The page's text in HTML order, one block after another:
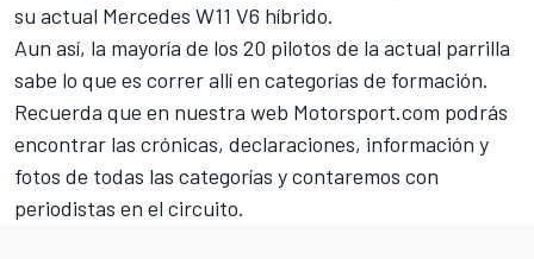
su actual Mercedes W11 V6 híbrido.
Aun así, la mayoría de los 20 pilotos de la actual parrilla
sabe lo que es correr allí en categorías de formación.
Recuerda que en nuestra web Motorsport.com podrás
encontrar las crónicas, declaraciones, información y
fotos de todas las categorías y contaremos con
periodistas en el circuito.